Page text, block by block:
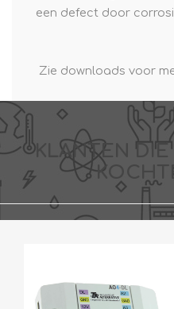
een defect door
Zie downloads voor
KLANTEN